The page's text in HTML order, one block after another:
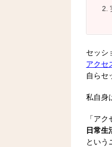
セッシ
アクセ
自らセ
私自身
「ア
日常
という